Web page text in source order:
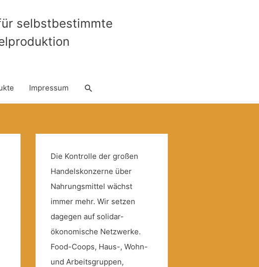
selbstbestimmte
Impressum Suche
Die Kontrolle der großen
Handelskonzerne über
Nahrungsmittel wächst
immer mehr. Wir setzen
dagegen auf solidar-
ökonomische Netzwerke.
Food-Coops, Haus-, Wohn-
und Arbeitsgruppen,